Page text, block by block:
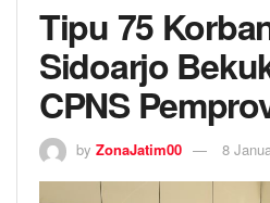
Tipu 75
Sidoarjo
CPNS
by ZonaJatim00 8